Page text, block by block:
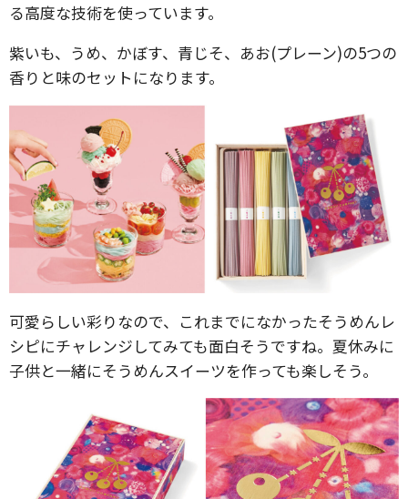
る高度な技術を使っています。
紫いも、うめ、かぼす、青じそ、あお(プレーン)の5つの
香りと味のセットになります。
可愛らしい彩りなので、これまでになかったそうめんレ
シピにチャレンジしてみても面白そうですね。夏休みに
子供と一緒にそうめんスイーツを作っても楽しそう。